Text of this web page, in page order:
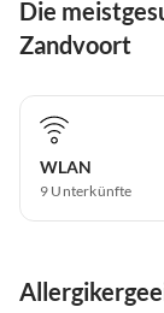
Die
Zandvoort
WLAN
9 Unterkünfte